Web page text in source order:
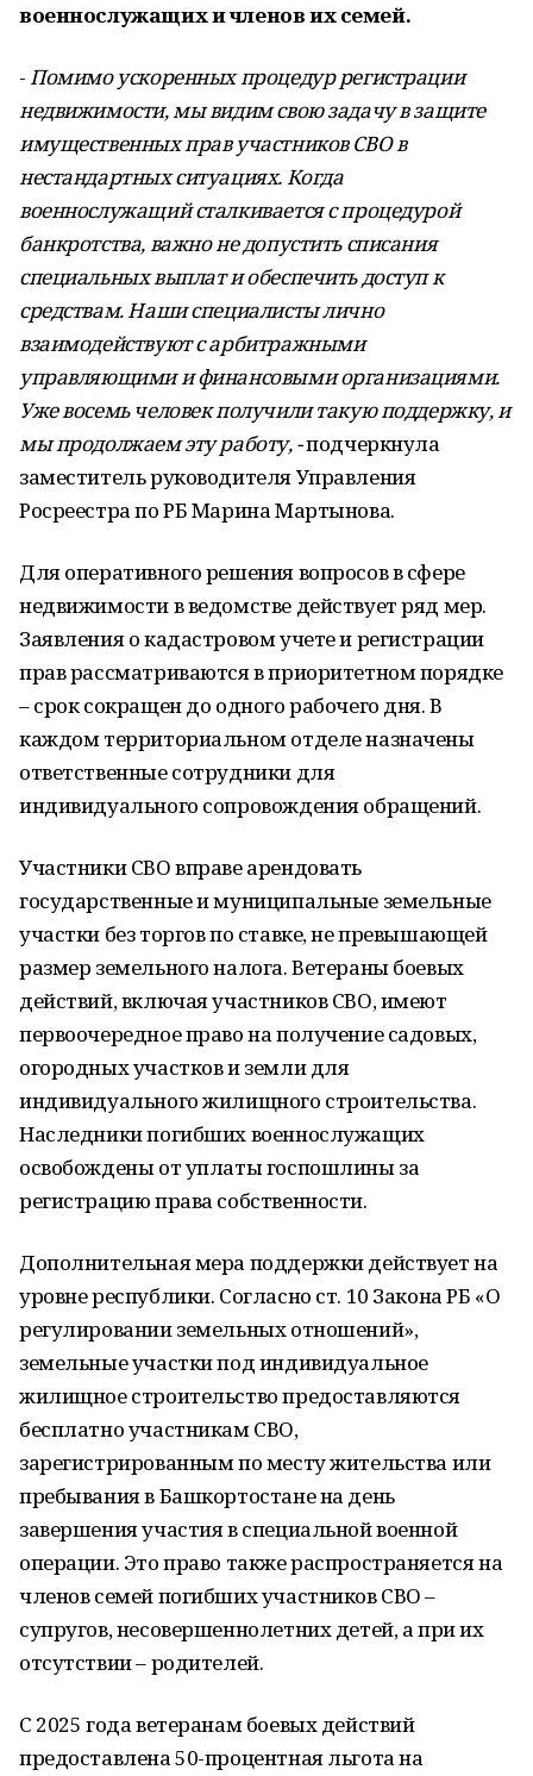
военнослужащих и членов их семей.
-Помимо ускоренных процедур регистрации
недвижимости, мы видим свою задачу в защите
имущественных прав участников СВО в
нестандартных ситуациях. Когда
военнослужащий сталкивается с процедурой
банкротства, важно не допустить списания
специальных выплат и обеспечить доступ к
средствам. Наши специалисты лично
взаимодействуют с арбитражными
управляющими и финансовыми организациями.
Уже восемь человек получили такую поддержку, и
мы продолжаем эту работу, -подчеркнула
заместитель руководителя Управления
Росреестра по РБ Марина Мартынова.
Для оперативного решения вопросов в сфере
недвижимости в ведомстве действует ряд мер.
Заявления о кадастровом учете и регистрации
прав рассматриваются в приоритетном порядке
– срок сокращен до одного рабочего дня. В
каждом территориальном отделе назначены
ответственные сотрудники для
индивидуального сопровождения обращений.
Участники СВО вправе арендовать
государственные и муниципальные земельные
участки без торгов по ставке, не превышающей
размер земельного налога. Ветераны боевых
действий, включая участников СВО, имеют
первоочередное право на получение садовых,
огородных участков и земли для
индивидуального жилищного строительства.
Наследники погибших военнослужащих
освобождены от уплаты госпошлины за
регистрацию права собственности.
Дополнительная мера поддержки действует на
уровне республики. Согласно ст. 10 Закона РБ «О
регулировании земельных отношений»,
земельные участки под индивидуальное
жилищное строительство предоставляются
бесплатно участникам СВО,
зарегистрированным по месту жительства или
пребывания в Башкортостане на день
завершения участия в специальной военной
операции. Это право также распространяется на
членов семей погибших участников СВО –
супругов, несовершеннолетних детей, а при их
отсутствии – родителей.
С 2025 года ветеранам боевых действий
предоставлена 50-процентная льгота на